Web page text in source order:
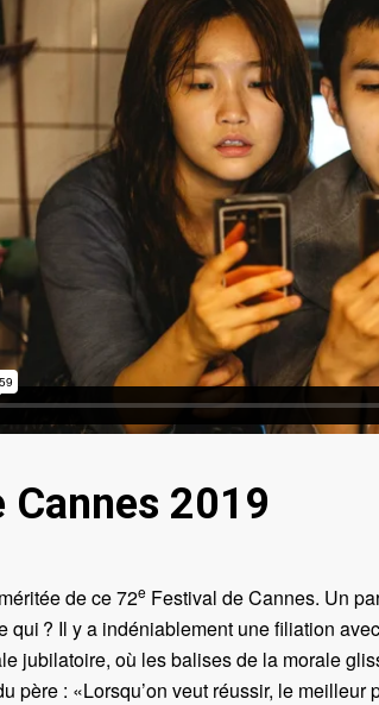
Cannes 2019
de ce 72e Festival de Cannes. Un
? Il y a indéniablement une filiation
jubilatoire, où les balises de la morale
père : «Lorsqu’on veut réussir, le